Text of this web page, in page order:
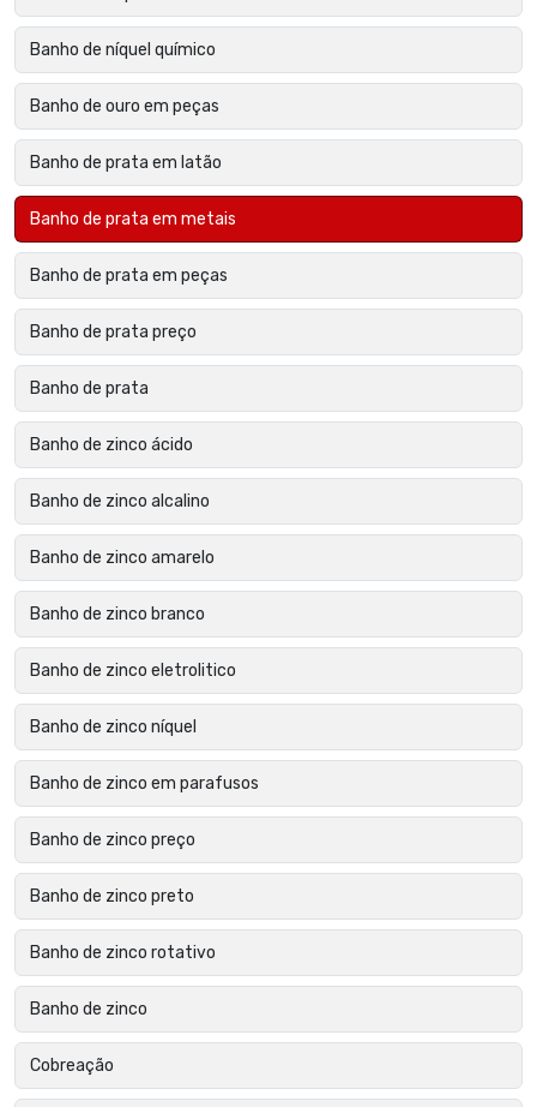
Banho de níquel químico
Banho de ouro em peças
Banho de prata em latão
Banho de prata em metais
Banho de prata em peças
Banho de prata preço
Banho de prata
Banho de zinco ácido
Banho de zinco alcalino
Banho de zinco amarelo
Banho de zinco branco
Banho de zinco eletrolitico
Banho de zinco níquel
Banho de zinco em parafusos
Banho de zinco preço
Banho de zinco preto
Banho de zinco rotativo
Banho de zinco
Cobreação